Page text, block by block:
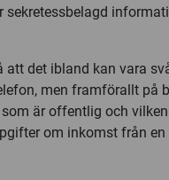
att det ibland kan vara
men framförallt på
är offentlig och
om inkomst från